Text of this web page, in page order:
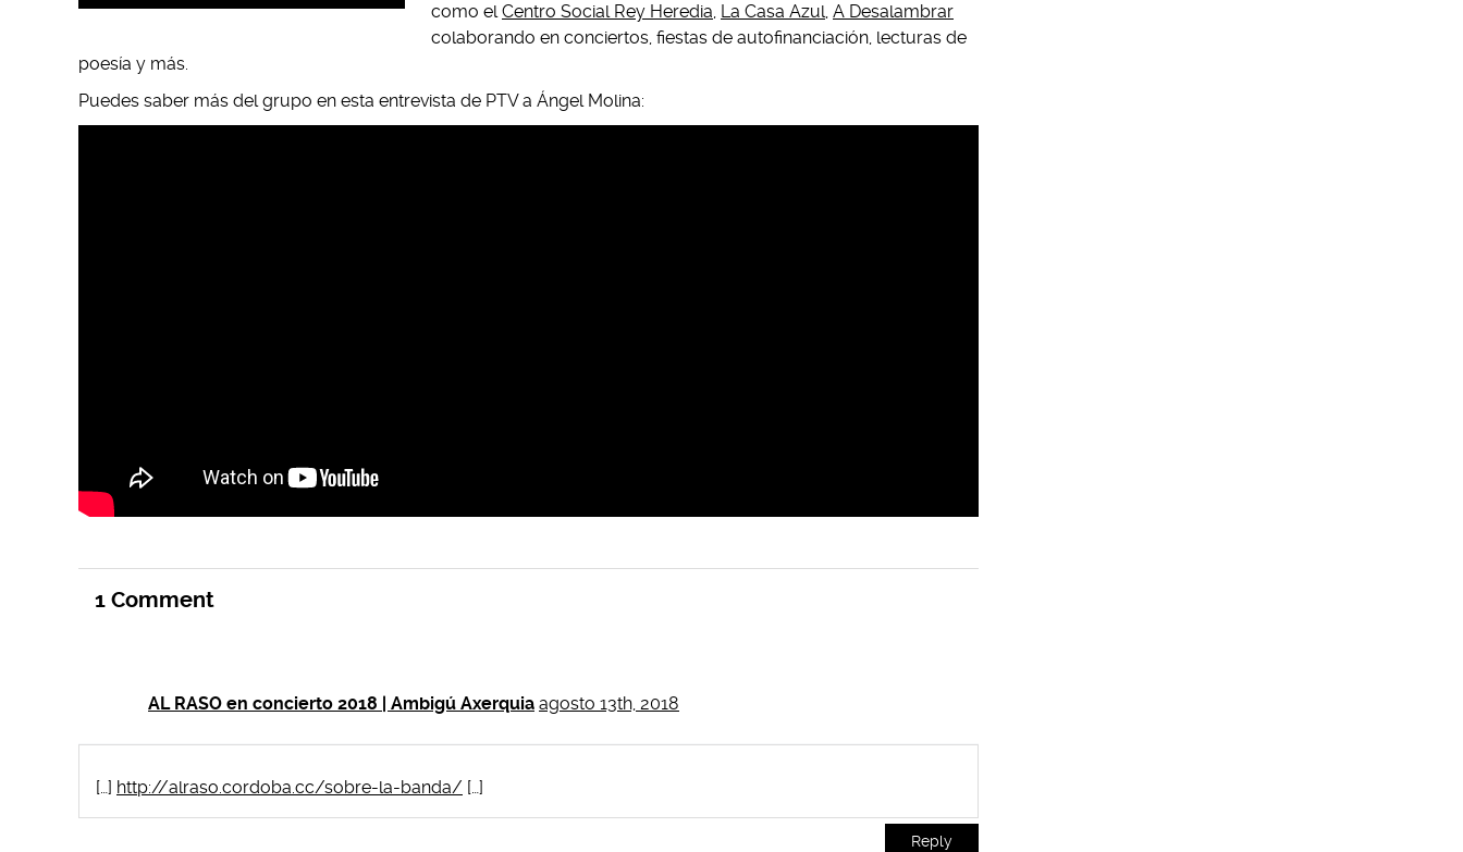
como elCentro Social Rey Heredia, La Casa Azul, A Desalambrar
colaborando en conciertos, fiestas de autofinanciación, lecturas de
poesía y más.
Puedes saber más del grupo en esta entrevista de PTV a Ángel Molina:
1 Comment
AL RASO en concierto 2018 | Ambigú Axerquia agosto 13th, 2018
[…] http://alraso.cordoba.cc/sobre-la-banda/ […]
Reply